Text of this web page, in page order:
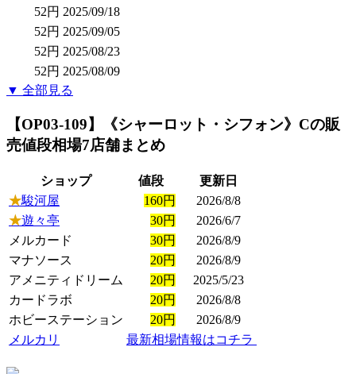
52円 2025/09/18
52円 2025/09/05
52円 2025/08/23
52円 2025/08/09
▼ 全部見る
【OP03-109】《シャーロット・シフォン》Cの販
売値段相場7店舗まとめ
ショップ 値段
更新日
★駿河屋 160円
2026/8/8
★遊々亭 30円
2026/6/7
メルカード
30円
2026/8/9
マナソース
20円
2026/8/9
アメニティドリーム
20円
2025/5/23
カードラボ
20円
2026/8/8
ホビーステーション
20円
2026/8/9
メルカリ
最新相場情報はコチラ